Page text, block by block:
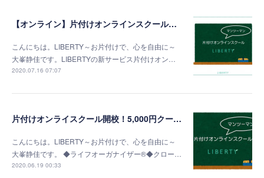
【オンライン】片付けオンラインスクールで、どんどん片付きます！
こんにちは。LIBERTY～お片付けで、心を自由に～
大峯静佳です。LIBERTYの新サービス片付けオン…
2020.07.16 07:07
片付けオンライスクール開校！5,000円クーポンプレゼント！
こんにちは。LIBERTY～お片付けで、心を自由に～
大峯静佳です。 ◆ライフオーガナイザー®◆クロー…
2020.06.19 00:33